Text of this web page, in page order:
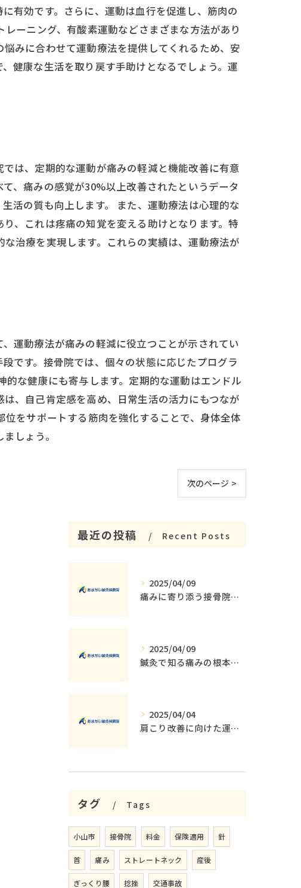
有効です。さらに、運動は血行を促進し、筋肉の
ーニング、有酸素運動などさまざまな方法があり
みに合わせて運動療法を提供してくれるため、安
健康な生活を取り戻す手助けとなるでしょう。運
は、定期的な運動が痛みの軽減と機能改善に有意
、痛みの感覚が30%以上改善されたというデータ
活の質も向上します。 また、運動療法は心理的な
、これは疼痛の知覚を変える助けとなります。特
治療を実現します。これらの実績は、運動療法が
運動療法が痛みの軽減に役立つことが示されてい
です。接骨院では、個々の状態に応じたプログラ
な健康にも寄与します。定期的な運動はエンドル
、自己肯定感を高め、日常生活の活力にもつなが
をサポートする筋肉を強化することで、身体全体
しょう。
次のページ >
最近の投稿 Recent Posts
2025/04/09
痛みに寄り添う接骨院の役割とその重要性
2025/04/09
鍼灸で知る痛みの根本原因とその解消法
2025/04/04
肩こり改善に向けた運動療法の重要性
タグ Tags
小山市 接骨院 料金 保険適用 針
首 痛み ストレートネック 産後
ぎっくり腰 捻挫 交通事故